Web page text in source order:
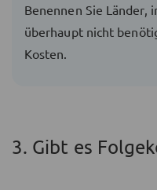
Benennen Sie Länder,
überhaupt nicht
Kosten.
3. Gibt es